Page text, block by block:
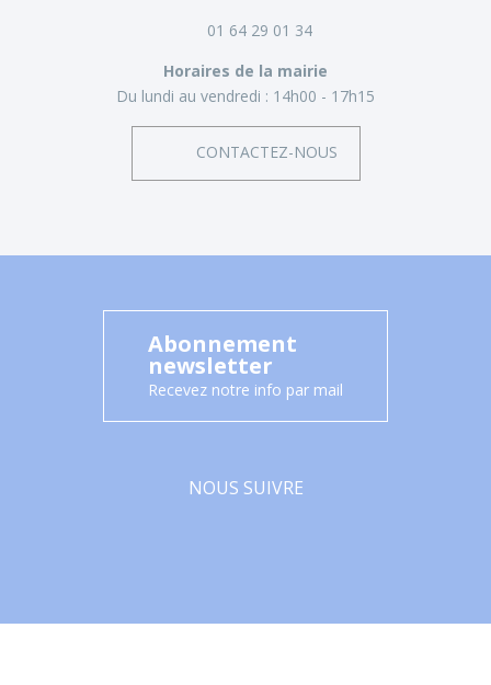
01 64 29 01 34
Horaires de la mairie
Du lundi au vendredi : 14h00 - 17h15
CONTACTEZ-NOUS
Abonnement
newsletter
Recevez notre info par mail
NOUS SUIVRE